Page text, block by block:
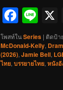
โพสท์ในSeries | ติดป้า
McDonald-Kelly,
(2026), Jamie Bell,
ไทย, บรรยายไทย, หนังอั